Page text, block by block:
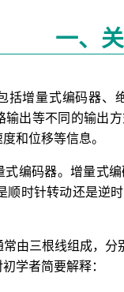
一、
括增量式编码器、
输出等不同的输出
和位移等信息。
式编码器。增量式
顺时针转动还是逆
由三根线组成，
学者简要解释：